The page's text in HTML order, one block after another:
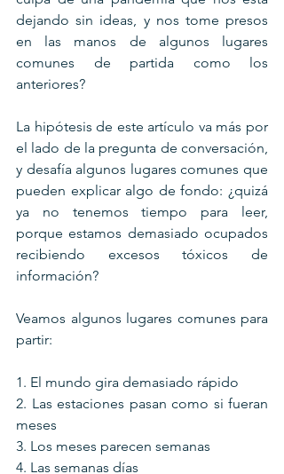
dejando sin ideas, y nos tome presos
en las manos de algunos lugares
comunes de partida como los
anteriores?
La hipótesis de este artículo va más por
el lado de la pregunta de conversación,
y desafía algunos lugares comunes que
pueden explicar algo de fondo: ¿quizá
ya no tenemos tiempo para leer,
porque estamos demasiado ocupados
recibiendo excesos tóxicos de
información?
Veamos algunos lugares comunes para
partir:
1. El mundo gira demasiado rápido
2. Las estaciones pasan como si fueran
meses
3. Los meses parecen semanas
4. Las semanas días